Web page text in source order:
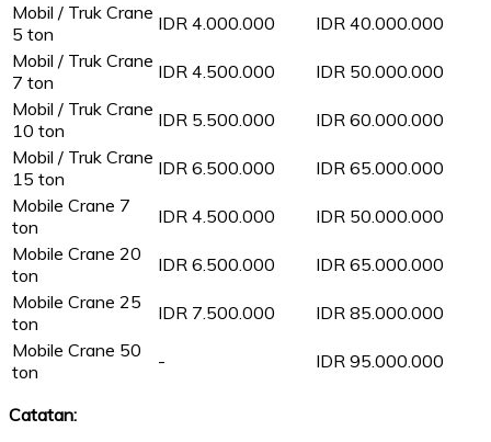
Mobil / Truk Crane
5 ton
IDR 4.000.000
IDR 40.000.000
Mobil / Truk Crane
7 ton
IDR 4.500.000
IDR 50.000.000
Mobil / Truk Crane
10 ton
IDR 5.500.000
IDR 60.000.000
Mobil / Truk Crane
15 ton
IDR 6.500.000
IDR 65.000.000
Mobile Crane 7
ton
IDR 4.500.000
IDR 50.000.000
Mobile Crane 20
ton
IDR 6.500.000
IDR 65.000.000
Mobile Crane 25
ton
IDR 7.500.000
IDR 85.000.000
Mobile Crane 50
ton
- IDR 95.000.000
Catatan: